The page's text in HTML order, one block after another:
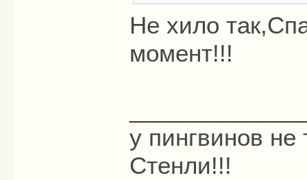
Не хило
момент!!!
у пингвинов
Стенли!!!